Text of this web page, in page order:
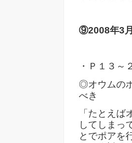
⑨2008年3
・Ｐ１３～
◎オウムの
べき
「たとえ
してしまっ
とでポアを